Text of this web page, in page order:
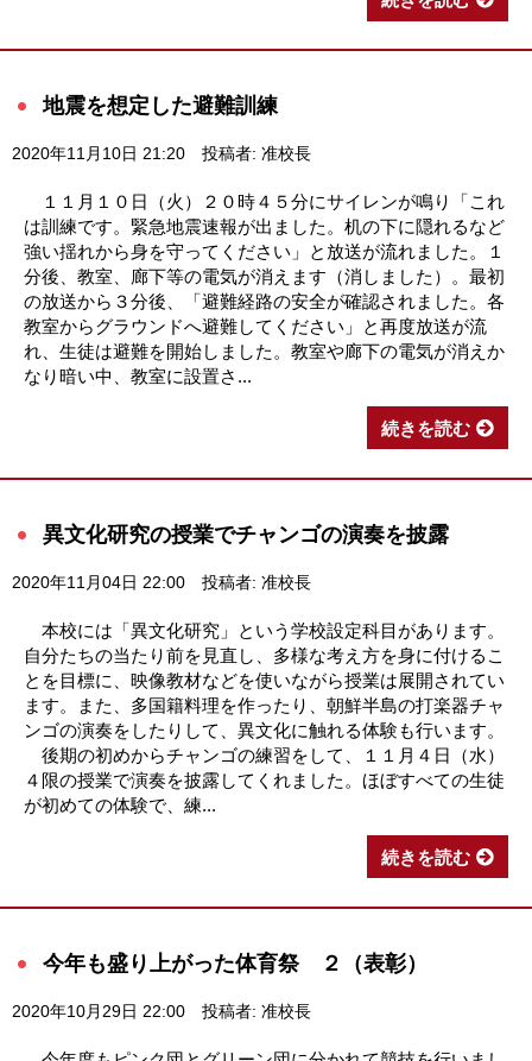
地震を想定した避難訓練
2020年11月10日 21:20 投稿者: 准校長
１１月１０日（火）２０時４５分にサイレンが鳴り「これ
は訓練です。緊急地震速報が出ました。机の下に隠れるなど
強い揺れから身を守ってください」と放送が流れました。１
分後、教室、廊下等の電気が消えます（消しました）。最初
の放送から３分後、「避難経路の安全が確認されました。各
教室からグラウンドへ避難してください」と再度放送が流
れ、生徒は避難を開始しました。教室や廊下の電気が消えか
なり暗い中、教室に設置さ...
続きを読む
異文化研究の授業でチャンゴの演奏を披露
2020年11月04日 22:00 投稿者: 准校長
本校には「異文化研究」という学校設定科目があります。
自分たちの当たり前を見直し、多様な考え方を身に付けるこ
とを目標に、映像教材などを使いながら授業は展開されてい
ます。また、多国籍料理を作ったり、朝鮮半島の打楽器チャ
ンゴの演奏をしたりして、異文化に触れる体験も行います。
後期の初めからチャンゴの練習をして、１１月４日（水）
４限の授業で演奏を披露してくれました。ほぼすべての生徒
が初めての体験で、練...
続きを読む
今年も盛り上がった体育祭 ２（表彰）
2020年10月29日 22:00 投稿者: 准校長